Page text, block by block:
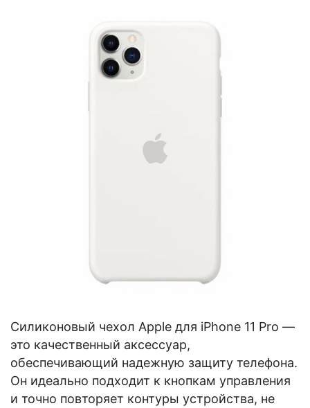
Силиконовый чехол Apple для iPhone 11 Pro —
это качественный аксессуар,
обеспечивающий надежную защиту телефона.
Он идеально подходит к кнопкам управления
и точно повторяет контуры устройства, не